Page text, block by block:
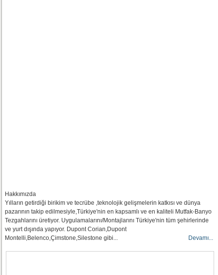
Hakkımızda
Yılların getirdiği birikim ve tecrübe ,teknolojik gelişmelerin katkısı ve dünya
pazarının takip edilmesiyle,Türkiye'nin en kapsamlı ve en kaliteli Mutfak-Banyo
Tezgahlarını üretiyor. Uygulamalarını/Montajlarını Türkiye'nin tüm şehirlerinde
ve yurt dışında yapıyor. Dupont Corian,Dupont
Montelli,Belenco,Çimstone,Silestone gibi...
Devamı...